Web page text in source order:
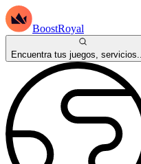
BoostRoyal
Encuentra tus juegos, servicios...